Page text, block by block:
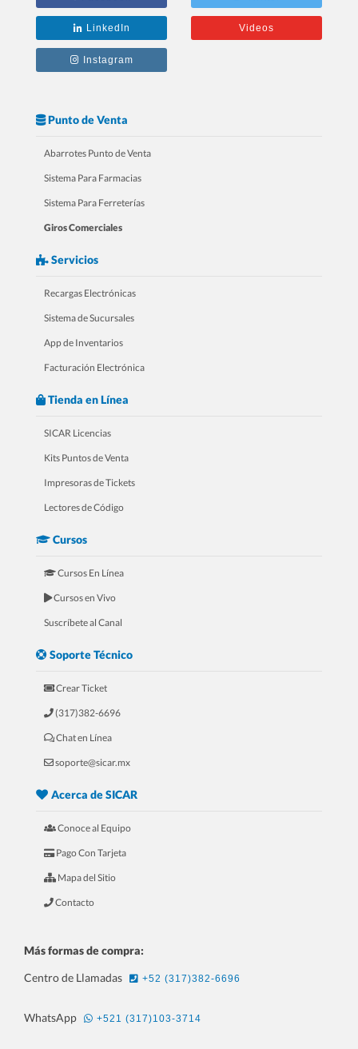
tu RESTAURANTE
tu FARMACIA
tu FERRETERÍA
5.- 20 Razones Para USAR SICAR en
tu REFACCIONARIA
6.- 20 Razones Para USAR SICAR en
LinkedIn Videos
Instagram
Punto de Venta
Abarrotes Punto de Venta
Sistema Para Farmacias
Sistema Para Ferreterías
Giros Comerciales
Servicios
Recargas Electrónicas
Sistema de Sucursales
App de Inventarios
Facturación Electrónica
Tienda en Línea
SICAR Licencias
Kits Puntos de Venta
Impresoras de Tickets
Lectores de Código
Cursos
Cursos En Línea
Cursos en Vivo
Suscríbete al Canal
Soporte Técnico
Crear Ticket
(317)382-6696
Chat en Línea
soporte@sicar.mx
Acerca de SICAR
Conoce al Equipo
Pago Con Tarjeta
Mapa del Sitio
Contacto
Más formas de compra:
Centro de Llamadas
+52 (317)382-6696
WhatsApp +521 (317)103-3714